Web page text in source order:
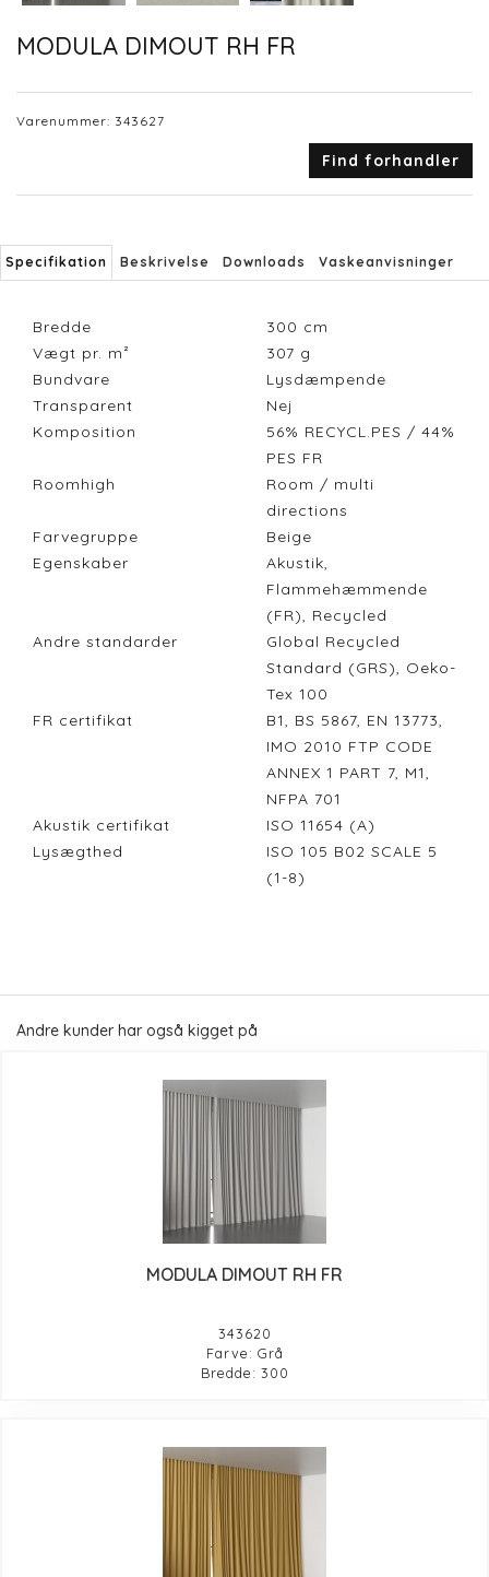
MODULA DIMOUT RH FR
Varenummer: 343627
Find forhandler
Specifikation Beskrivelse Downloads Vaskeanvisninger
Bredde 300 cm
Vægt pr. m²
307 g
Bundvare
Lysdæmpende
Transparent
Nej
Komposition
56% RECYCL.PES / 44%
PES FR
Roomhigh
Room / multi
directions
Farvegruppe
Beige
Egenskaber
Akustik,
Flammehæmmende
(FR), Recycled
Andre standarder
Global Recycled
Standard (GRS), Oeko-
Tex 100
FR certifikat
B1, BS 5867, EN 13773,
IMO 2010 FTP CODE
ANNEX 1 PART 7, M1,
NFPA 701
Akustik certifikat
ISO 11654 (A)
Lysægthed
ISO 105 B02 SCALE 5
(1-8)
Andre kunder har også kigget på
MODULA DIMOUT RH FR
343620
Farve: Grå
Bredde: 300